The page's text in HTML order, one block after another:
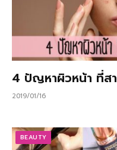
4 ปัญหาผิวหน้า ที่ส
2019/01/16
BEAUTY